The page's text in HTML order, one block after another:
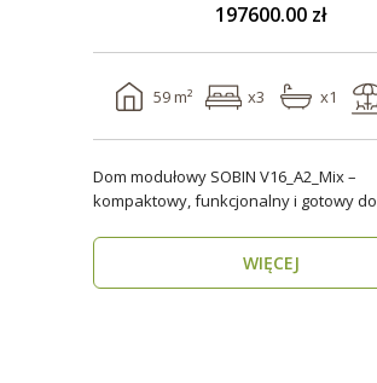
197600.00 zł
59 m² x3 x1
Dom modułowy SOBIN V16_A2_Mix –
kompaktowy, funkcjonalny i gotowy do
WIĘCEJ